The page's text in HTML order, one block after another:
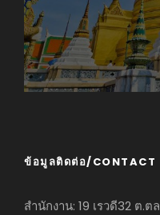
ข้อมูลติดต่อ/CONTACT
สำนักงาน: 19 เรวดี32 ต.